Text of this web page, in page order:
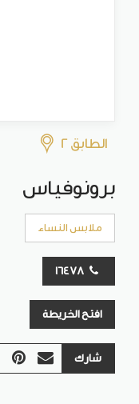
الطابق 2
برونوفياس
ملابس النساء
افتح الخريطة
شارك